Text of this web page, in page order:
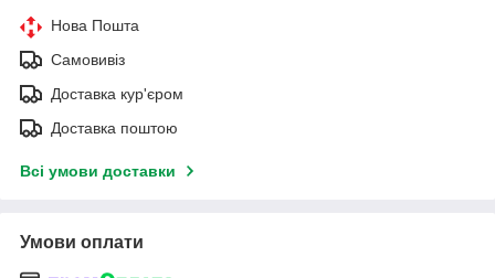
Нова Пошта
Самовивіз
Доставка кур'єром
Доставка поштою
Всі умови доставки
Умови оплати